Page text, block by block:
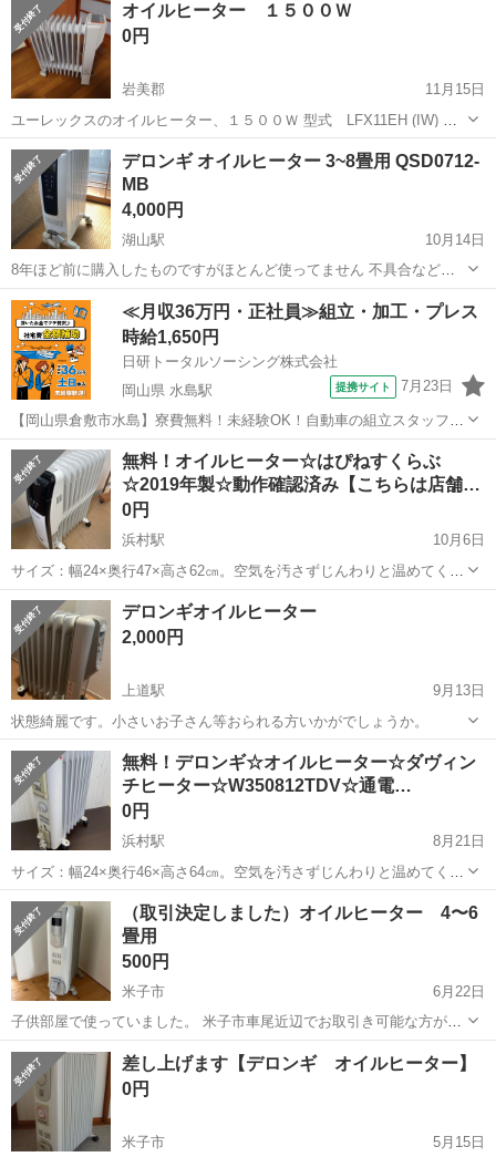
オイルヒーター １５００Ｗ
0円
岩美郡
11月15日
ユーレックスのオイルヒーター、１５００Ｗ 型式 LFX11EH (IW) で
す。 確か購入時期は5年以上前になります。 電気代製造機でお部屋も
ぽかぽかです。
鳥取 岩美郡 季節、空調家電 ユーレックス
デロンギ オイルヒーター 3~8畳用 QSD0712-
MB
4,000円
湖山駅
10月14日
8年ほど前に購入したものですがほとんど使ってません 不具合なども
ありませんでした 動作も確認済みです 箱は無いのでのこのまま手渡し
になります 西は伏野、東は福部までにお住まいの場合ご自宅、または
ご自宅付近までこちらから...
鳥取 鳥取市 湖山駅 季節、空調家電 デロンギ
≪月収36万円・正社員≫組立・加工・プレス
時給1,650円
日研トータルソーシング株式会社
岡山県 水島駅
提携サイト 7月23日
【岡山県倉敷市水島】寮費無料！未経験OK！自動車の組立スタッフ
《お仕事No.NS0089》 お仕事について 車の組立作業です。専用レール
に乗って流れてくる車の骨組みに、車内外の各部品・ハンドル・足回
り・ドア・シートなどの各...
岡山 倉敷市 水島駅
無料！オイルヒーター☆はぴねすくらぶ
☆2019年製☆動作確認済み【こちらは店舗…
0円
浜村駅
10月6日
サイズ：幅24×奥行47×高さ62㎝。空気を汚さずじんわりと温めてくれ
るオイルヒーターです。温度調節機能付（5～35℃） 希望の温度に設
定するだけで、電源が自動でON/OFFします。動作確認OKでした。ど
なたかもらっていただ...
鳥取 鳥取市 浜村駅 季節、空調家電
デロンギオイルヒーター
2,000円
上道駅
9月13日
状態綺麗です。小さいお子さん等おられる方いかがでしょうか。
鳥取 境港市 上道駅 季節、空調家電 デロンギ
無料！デロンギ☆オイルヒーター☆ダヴィン
チヒーター☆W350812TDV☆通電…
0円
浜村駅
8月21日
サイズ：幅24×奥行46×高さ64㎝。空気を汚さずじんわりと温めてくれ
るオイルヒーターです。通電確認OKでした。冬に備えていかがでしょ
うか？ ※ご注意：複数のお客様と取引連絡してます。具体的なお引き
取り日時がある方...
鳥取 鳥取市 浜村駅 季節、空調家電
（取引決定しました）オイルヒーター 4〜6
畳用
500円
米子市
6月22日
子供部屋で使っていました。 米子市車尾近辺でお取引き可能な方がい
らっしゃいましたら連絡お待ちしています。
鳥取 米子市 季節、空調家電 デロンギ
差し上げます【デロンギ オイルヒーター】
0円
米子市 5月15日